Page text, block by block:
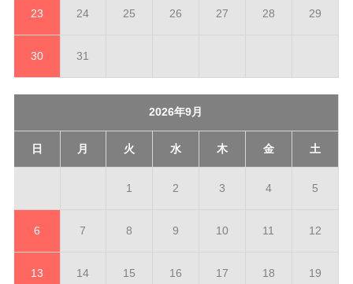
23 24 25 26 27 28 29
30 31
2026年9月
日 月 火 水 木 金 土
1 2 3 4 5
6 7 8 9 10 11 12
13 14 15 16 17 18 19